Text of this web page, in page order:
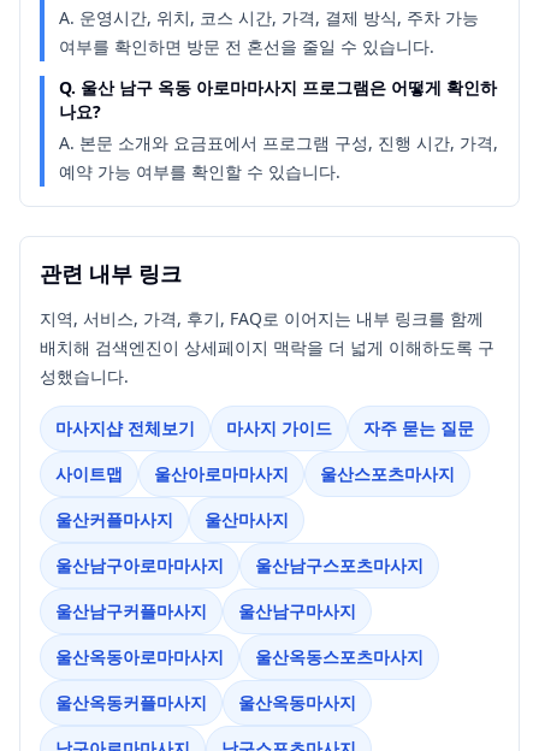
A. 운영시간, 위치, 코스 시간, 가격, 결제 방식, 주차 가능
여부를 확인하면 방문 전 혼선을 줄일 수 있습니다.
Q. 울산 남구 옥동 아로마마사지 프로그램은 어떻게 확인하
나요?
A. 본문 소개와 요금표에서 프로그램 구성, 진행 시간, 가격,
예약 가능 여부를 확인할 수 있습니다.
관련 내부 링크
지역, 서비스, 가격, 후기, FAQ로 이어지는 내부 링크를 함께
배치해 검색엔진이 상세페이지 맥락을 더 넓게 이해하도록 구
성했습니다.
마사지샵 전체보기 마사지 가이드
자주 묻는 질문
사이트맵
울산아로마마사지
울산스포츠마사지
울산커플마사지
울산마사지
울산남구아로마마사지
울산남구스포츠마사지
울산남구커플마사지
울산남구마사지
울산옥동아로마마사지
울산옥동스포츠마사지
울산옥동커플마사지
울산옥동마사지